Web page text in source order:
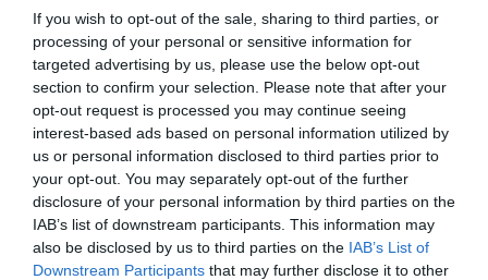
If you wish to opt-out of the sale, sharing to third parties, or
processing of your personal or sensitive information for
targeted advertising by us, please use the below opt-out
section to confirm your selection. Please note that after your
opt-out request is processed you may continue seeing
interest-based ads based on personal information utilized by
us or personal information disclosed to third parties prior to
your opt-out. You may separately opt-out of the further
disclosure of your personal information by third parties on the
IAB’s list of downstream participants. This information may
also be disclosed by us to third parties on the IAB’s List of
Downstream Participants that may further disclose it to other